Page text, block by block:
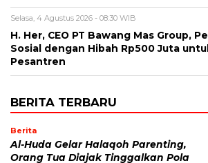
Selasa, 4 Agustus 2026 - 08:30 WIB
H. Her, CEO PT Bawang Mas Group,
Sosial dengan Hibah Rp500 Juta
Pesantren
BERITA TERBARU
Berita
Al-Huda Gelar Halaqoh Parenting,
Orang Tua Diajak Tinggalkan Pola